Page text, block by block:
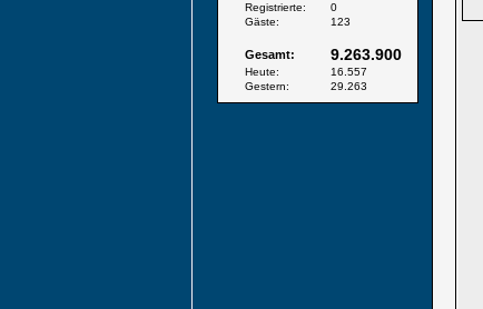
Registrierte:
0
Gäste:
123
Gesamt: 9.263.900
Heute:
16.557
Gestern:
29.263